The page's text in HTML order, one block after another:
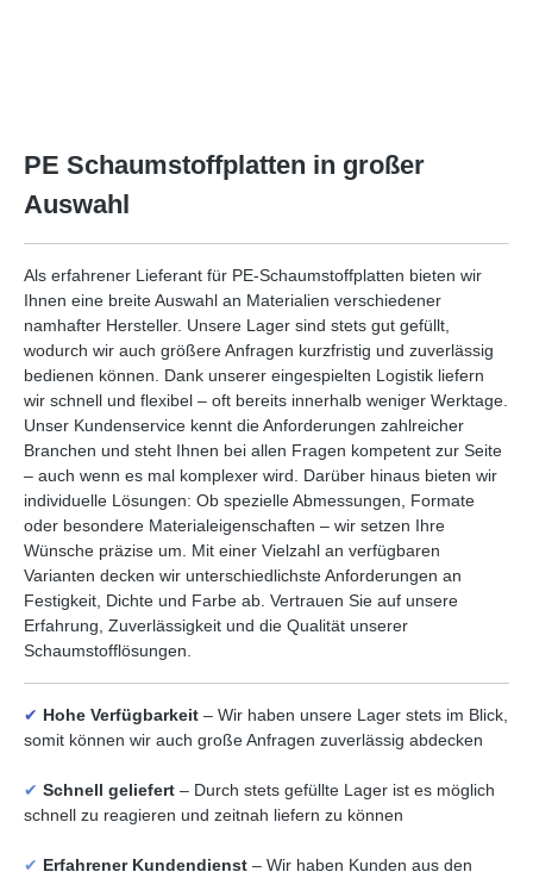
PE Schaumstoffplatten in großer
Auswahl
Als erfahrener Lieferant für PE-Schaumstoffplatten bieten wir
Ihnen eine breite Auswahl an Materialien verschiedener
namhafter Hersteller. Unsere Lager sind stets gut gefüllt,
wodurch wir auch größere Anfragen kurzfristig und zuverlässig
bedienen können. Dank unserer eingespielten Logistik liefern
wir schnell und flexibel – oft bereits innerhalb weniger Werktage.
Unser Kundenservice kennt die Anforderungen zahlreicher
Branchen und steht Ihnen bei allen Fragen kompetent zur Seite
– auch wenn es mal komplexer wird. Darüber hinaus bieten wir
individuelle Lösungen: Ob spezielle Abmessungen, Formate
oder besondere Materialeigenschaften – wir setzen Ihre
Wünsche präzise um. Mit einer Vielzahl an verfügbaren
Varianten decken wir unterschiedlichste Anforderungen an
Festigkeit, Dichte und Farbe ab. Vertrauen Sie auf unsere
Erfahrung, Zuverlässigkeit und die Qualität unserer
Schaumstofflösungen.
✔ Hohe Verfügbarkeit – Wir haben unsere Lager stets im Blick,
somit können wir auch große Anfragen zuverlässig abdecken
✔ Schnell geliefert – Durch stets gefüllte Lager ist es möglich
schnell zu reagieren und zeitnah liefern zu können
✔ Erfahrener Kundendienst – Wir haben Kunden aus den